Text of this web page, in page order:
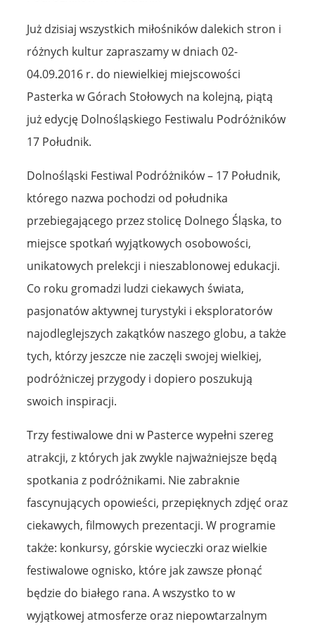
Już dzisiaj wszystkich miłośników dalekich stron i
różnych kultur zapraszamy w dniach 02-
04.09.2016 r. do niewielkiej miejscowości
Pasterka w Górach Stołowych na kolejną, piątą
już edycję Dolnośląskiego Festiwalu Podróżników
17 Południk.
Dolnośląski Festiwal Podróżników – 17 Południk,
którego nazwa pochodzi od południka
przebiegającego przez stolicę Dolnego Śląska, to
miejsce spotkań wyjątkowych osobowości,
unikatowych prelekcji i nieszablonowej edukacji.
Co roku gromadzi ludzi ciekawych świata,
pasjonatów aktywnej turystyki i eksploratorów
najodleglejszych zakątków naszego globu, a także
tych, którzy jeszcze nie zaczęli swojej wielkiej,
podróżniczej przygody i dopiero poszukują
swoich inspiracji.
Trzy festiwalowe dni w Pasterce wypełni szereg
atrakcji, z których jak zwykle najważniejsze będą
spotkania z podróżnikami. Nie zabraknie
fascynujących opowieści, przepięknych zdjęć oraz
ciekawych, filmowych prezentacji. W programie
także: konkursy, górskie wycieczki oraz wielkie
festiwalowe ognisko, które jak zawsze płonąć
będzie do białego rana. A wszystko to w
wyjątkowej atmosferze oraz niepowtarzalnym